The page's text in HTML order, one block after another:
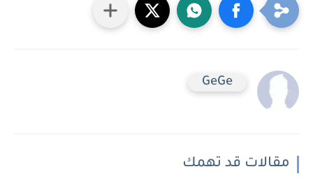
GeGe
مقالات قد تهمك